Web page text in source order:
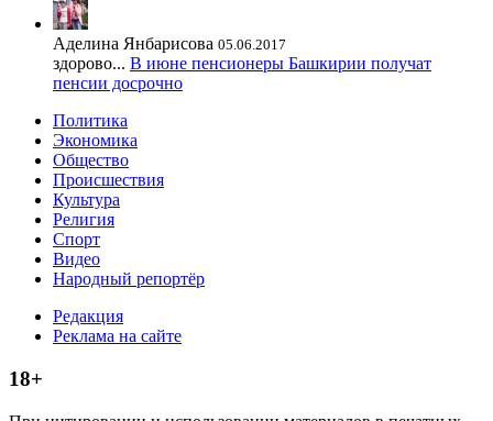
Аделина Янбарисова 05.06.2017
здорово... В июне пенсионеры Башкирии получат
пенсии досрочно
Политика
Экономика
Общество
Происшествия
Культура
Религия
Спорт
Видео
Народный репортёр
Редакция
Реклама на сайте
18+